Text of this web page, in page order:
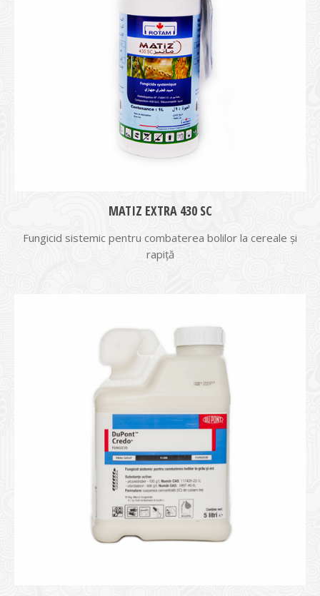
MATIZ EXTRA 430 SC
Fungicid sistemic pentru combaterea bolilor la cereale și
rapiță